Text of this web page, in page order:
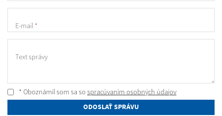
E-mail *
Text správy
* Oboznámil som sa so spracúvaním osobných údajov
ODOSLAŤ SPRÁVU